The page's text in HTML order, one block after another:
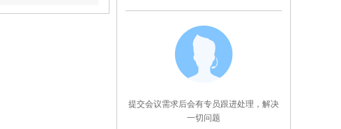
提交会议需求后会有专员跟进处理，解决
一切问题